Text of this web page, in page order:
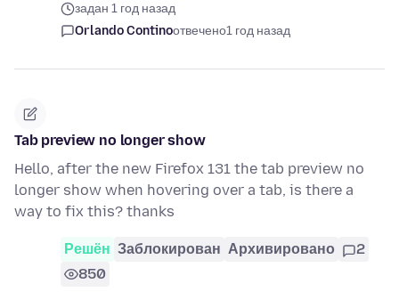
задан 1 год назад
Orlando Continoотвечено1 год назад
Tab preview no longer show
Hello, after the new Firefox 131 the tab preview no
longer show when hovering over a tab, is there a
way to fix this? thanks
Решён Заблокирован Архивировано
2
850